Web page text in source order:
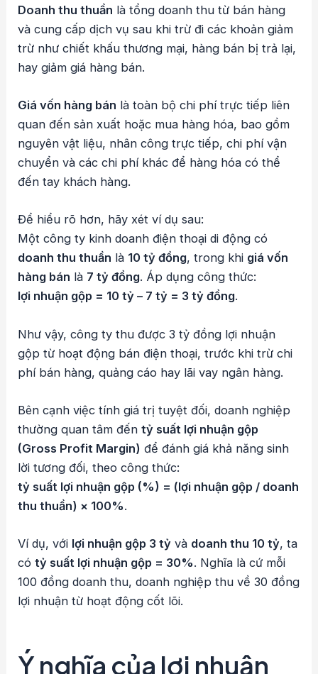
Doanh thu thuần là tổng doanh thu từ bán hàng
và cung cấp dịch vụ sau khi trừ đi các khoản giảm
trừ như chiết khấu thương mại, hàng bán bị trả lại,
hay giảm giá hàng bán.
Giá vốn hàng bán là toàn bộ chi phí trực tiếp liên
quan đến sản xuất hoặc mua hàng hóa, bao gồm
nguyên vật liệu, nhân công trực tiếp, chi phí vận
chuyển và các chi phí khác để hàng hóa có thể
đến tay khách hàng.
Để hiểu rõ hơn, hãy xét ví dụ sau:
Một công ty kinh doanh điện thoại di động có
doanh thu thuần là 10 tỷ đồng, trong khi giá vốn
hàng bán là 7 tỷ đồng. Áp dụng công thức:
lợi nhuận gộp = 10 tỷ – 7 tỷ = 3 tỷ đồng.
Như vậy, công ty thu được 3 tỷ đồng lợi nhuận
gộp từ hoạt động bán điện thoại, trước khi trừ chi
phí bán hàng, quảng cáo hay lãi vay ngân hàng.
Bên cạnh việc tính giá trị tuyệt đối, doanh nghiệp
thường quan tâm đếntỷ suất lợi nhuận gộp
(Gross Profit Margin) để đánh giá khả năng sinh
lời tương đối, theo công thức:
tỷ suất lợi nhuận gộp (%) = (lợi nhuận gộp / doanh
thu thuần) × 100%.
Ví dụ, với lợi nhuận gộp 3 tỷ và doanh thu 10 tỷ, ta
cótỷ suất lợi nhuận gộp = 30%. Nghĩa là cứ mỗi
100 đồng doanh thu, doanh nghiệp thu về 30 đồng
lợi nhuận từ hoạt động cốt lõi.
Ý nghĩa của lợi nhuận